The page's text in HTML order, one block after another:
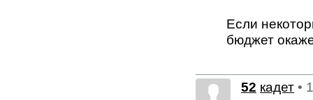
Если
бюджет
52 кадет •